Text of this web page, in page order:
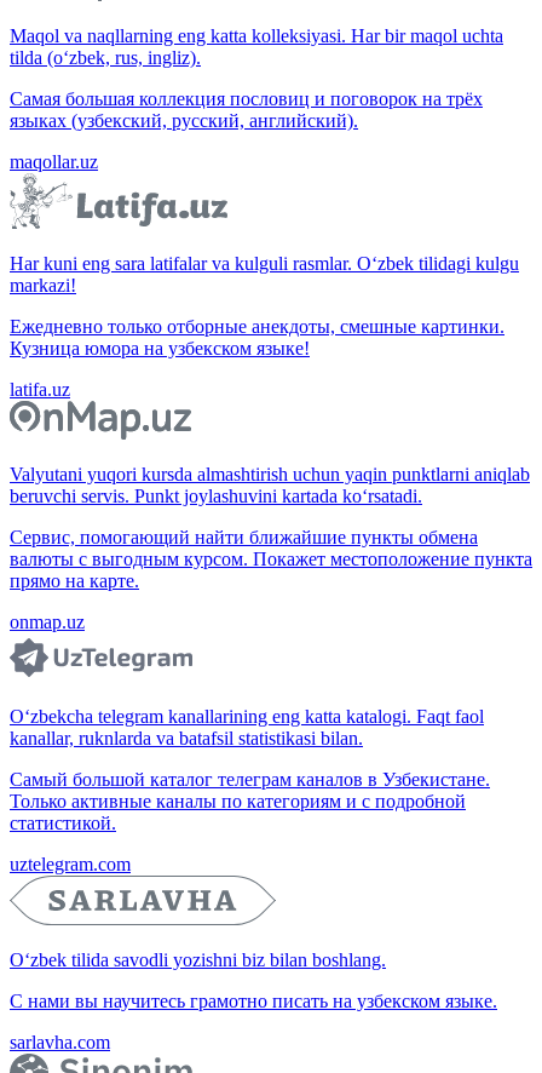
Maqol va naqllarning eng katta kolleksiyasi. Har bir maqol uchta
tilda (o‘zbek, rus, ingliz).
Самая большая коллекция пословиц и поговорок на трёх
языках (узбекский, русский, английский).
maqollar.uz
Har kuni eng sara latifalar va kulguli rasmlar. O‘zbek tilidagi kulgu
markazi!
Ежедневно только отборные анекдоты, смешные картинки.
Кузница юмора на узбекском языке!
latifa.uz
Valyutani yuqori kursda almashtirish uchun yaqin punktlarni aniqlab
beruvchi servis. Punkt joylashuvini kartada ko‘rsatadi.
Сервис, помогающий найти ближайшие пункты обмена
валюты с выгодным курсом. Покажет местоположение пункта
прямо на карте.
onmap.uz
O‘zbekcha telegram kanallarining eng katta katalogi. Faqt faol
kanallar, ruknlarda va batafsil statistikasi bilan.
Самый большой каталог телеграм каналов в Узбекистане.
Только активные каналы по категориям и с подробной
статистикой.
uztelegram.com
O‘zbek tilida savodli yozishni biz bilan boshlang.
С нами вы научитесь грамотно писать на узбекском языке.
sarlavha.com